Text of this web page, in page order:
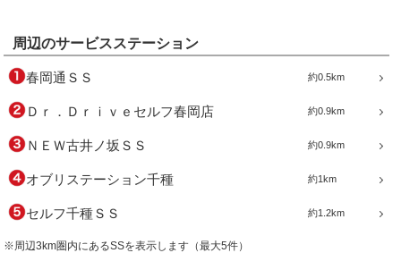
周辺のサービスステーション
約0.5km
春岡通ＳＳ
約0.9km
Ｄｒ．Ｄｒｉｖｅセルフ春岡店
約0.9km
ＮＥＷ古井ノ坂ＳＳ
約1km
オブリステーション千種
約1.2km
セルフ千種ＳＳ
※周辺3km圏内にあるSSを表示します（最大5件）